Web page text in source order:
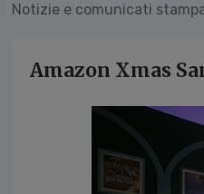
Notizie e comunicati
Amazon Xmas